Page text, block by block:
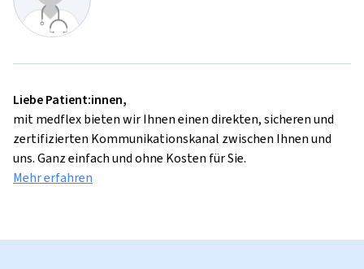
Liebe Patient:innen,
mit medflex bieten wir Ihnen einen direkten, sicheren und
zertifizierten Kommunikationskanal zwischen Ihnen und
uns. Ganz einfach und ohne Kosten für Sie.
Mehr erfahren